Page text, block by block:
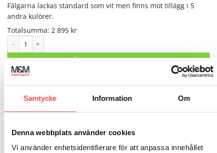
Samtycke Information Om
Denna webbplats använder cookies
Vi använder enhetsidentifierare för att anpassa innehållet
Fälgarna lackas standard som vit men finns mot tillägg i 5
andra kulörer.
Totalsumma: 2 895 kr
LÄGG TILL I VARUKORG
Artikelnr:SEX3MAZero8x13
Kategori:Evo Corse X3MA fälg
Varumärke:Evocorse
EVO Corse